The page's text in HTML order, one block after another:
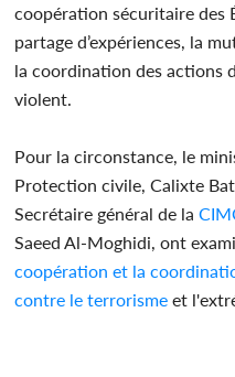
coopération sécuritaire des
partage d’expériences, la
la coordination des actions
violent.
Pour la circonstance, le
Protection civile, Calixte
Secrétaire général de la
Saeed Al-Moghidi, ont
coopération et la
contre le terrorisme et